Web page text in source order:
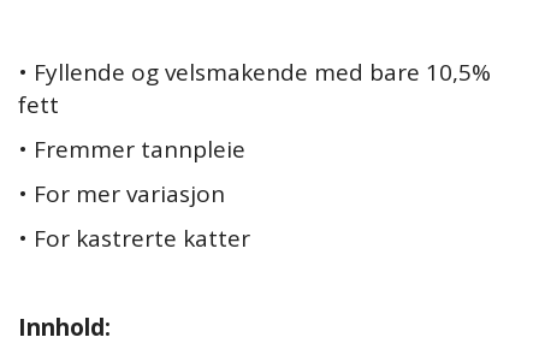
• Fyllende og velsmakende med bare 10,5%
fett
• Fremmer tannpleie
• For mer variasjon
• For kastrerte katter
Innhold: